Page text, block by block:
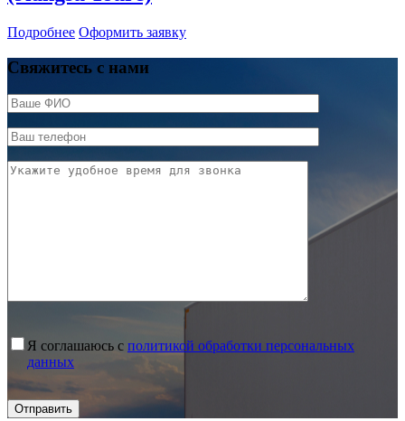
Подробнее Оформить заявку
Свяжитесь с нами
Я соглашаюсь с политикой обработки персональных
данных